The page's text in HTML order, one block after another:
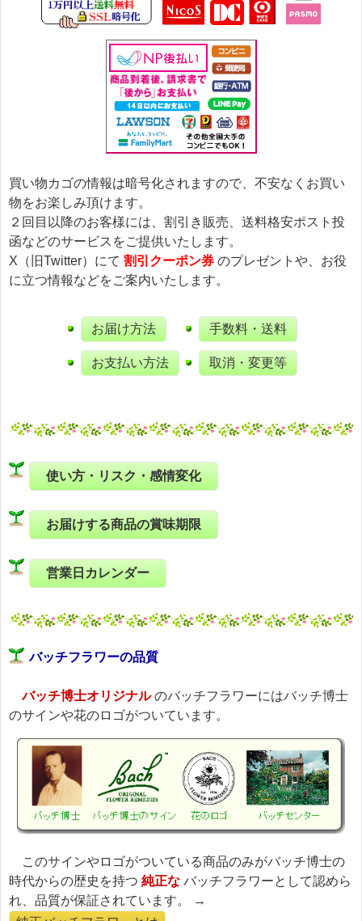
買い物カゴの情報は暗号化されますので、不安なくお買い
物をお楽しみ頂けます。
２回目以降のお客様には、割引き販売、送料格安ポスト投
函などのサービスをご提供いたします。
X（旧Twitter）にて 割引クーポン券 のプレゼントや、お役
に立つ情報などをご案内いたします。
お届け方法
お支払い方法
手数料・送料
取消・変更等
使い方・リスク・感情変化
お届けする商品の賞味期限
営業日カレンダー
バッチフラワーの品質
バッチ博士オリジナルのバッチフラワーにはバッチ博士
のサインや花のロゴがついています。
このサインやロゴがついている商品のみがバッチ博士の
時代からの歴史を持つ 純正な バッチフラワーとして認めら
れ、品質が保証されています。 →